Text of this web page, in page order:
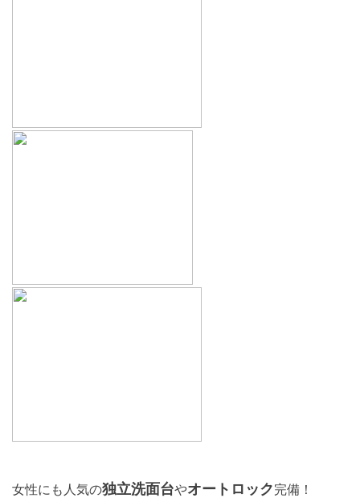
女性にも人気の独立洗面台やオートロック完備！